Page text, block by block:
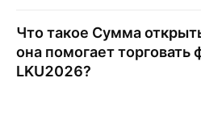
Что такое Сумма
она помогает
LKU2026?